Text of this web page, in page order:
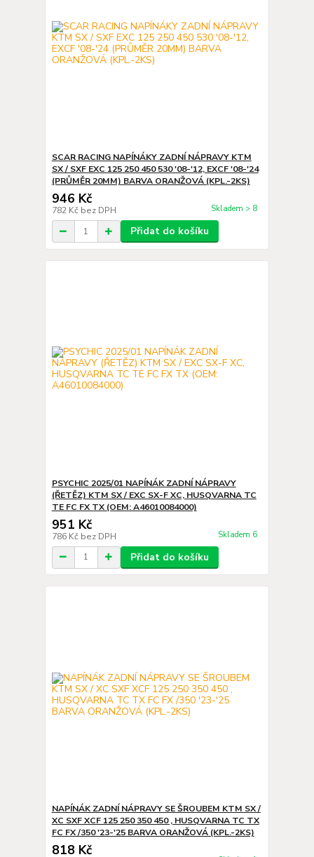
SCAR RACING NAPÍNÁKY ZADNÍ NÁPRAVY KTM
SX / SXF EXC 125 250 450 530 '08-'12, EXCF '08-'24
(PRŮMĚR 20MM) BARVA ORANŽOVÁ (KPL.-2KS)
946 Kč
782 Kč bez DPH Skladem > 8
Přidat do košíku
PSYCHIC 2025/01 NAPÍNÁK ZADNÍ NÁPRAVY
(ŘETĚZ) KTM SX / EXC SX-F XC, HUSQVARNA TC
TE FC FX TX (OEM: A46010084000)
951 Kč
786 Kč bez DPH Skladem 6
Přidat do košíku
NAPÍNÁK ZADNÍ NÁPRAVY SE ŠROUBEM KTM SX /
XC SXF XCF 125 250 350 450 , HUSQVARNA TC TX
FC FX /350 '23-'25 BARVA ORANŽOVÁ (KPL.-2KS)
818 Kč